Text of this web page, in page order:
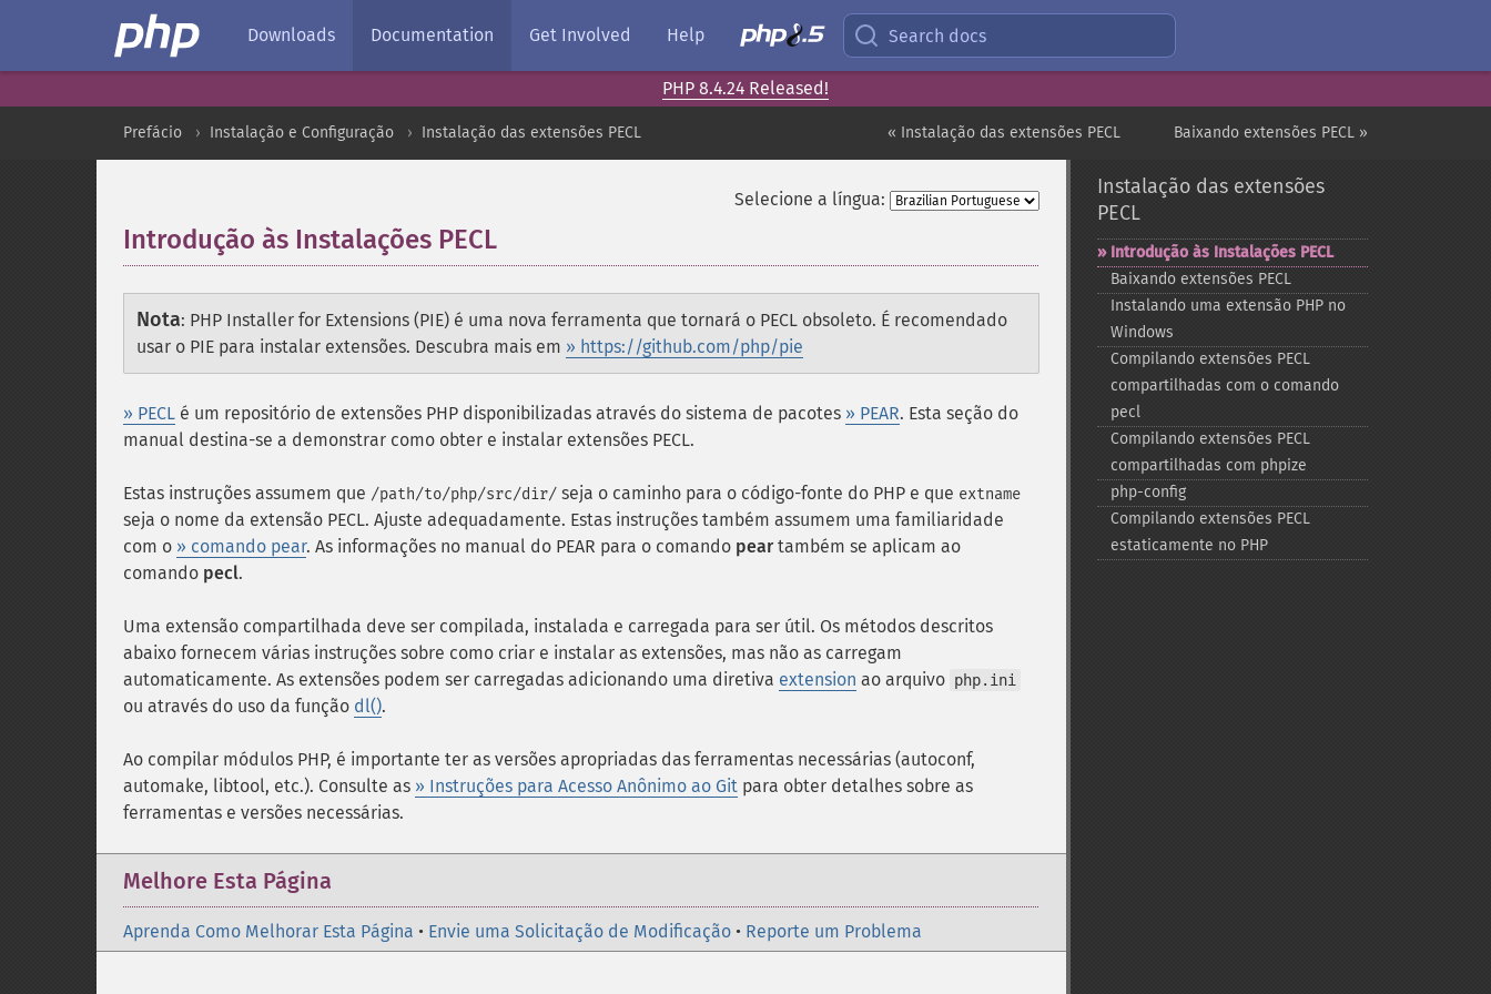
Downloads Documentation Get Involved Help Search docs
PHP 8.4.24 Released!
Baixando extensões PECL »
« Instalação das extensões PECL
Prefácio Instalação e Configuração Instalação das extensões PECL
Selecione a língua:
Introdução às Instalações PECL
Nota: PHP Installer for Extensions (PIE) é uma nova ferramenta que tornará o PECL obsoleto. É recomendado
usar o PIE para instalar extensões. Descubra mais em » https://github.com/php/pie
» PECL é um repositório de extensões PHP disponibilizadas através do sistema de pacotes » PEAR. Esta seção do
manual destina-se a demonstrar como obter e instalar extensões PECL.
Estas instruções assumem que /path/to/php/src/dir/ seja o caminho para o código-fonte do PHP e que extname
seja o nome da extensão PECL. Ajuste adequadamente. Estas instruções também assumem uma familiaridade
com o » comando pear. As informações no manual do PEAR para o comando peartambém se aplicam ao
comando pecl.
Uma extensão compartilhada deve ser compilada, instalada e carregada para ser útil. Os métodos descritos
abaixo fornecem várias instruções sobre como criar e instalar as extensões, mas não as carregam
automaticamente. As extensões podem ser carregadas adicionando uma diretiva extension ao arquivo php.ini
ou através do uso da função dl().
Ao compilar módulos PHP, é importante ter as versões apropriadas das ferramentas necessárias (autoconf,
automake, libtool, etc.). Consulte as » Instruções para Acesso Anônimo ao Git para obter detalhes sobre as
ferramentas e versões necessárias.
Melhore Esta Página
Aprenda Como Melhorar Esta Página • Envie uma Solicitação de Modificação • Reporte um Problema
Instalação das extensões
PECL
Introdução às Instalações PECL
Baixando extensões PECL
Instalando uma extensão PHP no
Windows
Compilando extensões PECL
compartilhadas com o comando
pecl
Compilando extensões PECL
compartilhadas com phpize
php-​config
Compilando extensões PECL
estaticamente no PHP